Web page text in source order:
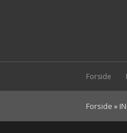
Forside
Forside »